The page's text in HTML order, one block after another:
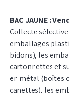
BAC JAUNE :
Collecte sélective
emballages
bidons), les
cartonnettes et
en métal (boîtes
canettes), les